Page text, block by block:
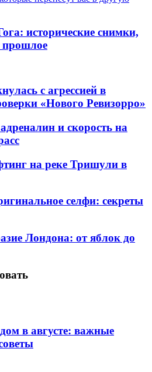
исторические снимки,
прошлое
с агрессией в
«Нового Ревизорро»
и скорость на
на реке Тришули в
селфи: секреты
Лондона: от яблок до
в августе: важные